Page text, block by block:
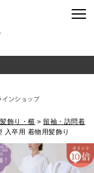
飾り・櫛
留袖・訪問着
入卒用 着物用髪飾り